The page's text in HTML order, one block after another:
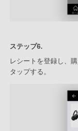
ステップ6.
レシートを登録し、
タップする。